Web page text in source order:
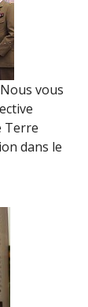
vous
Terre
dans le